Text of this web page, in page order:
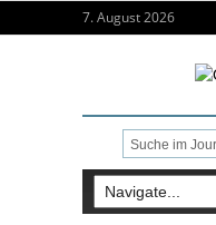
7. August 2026